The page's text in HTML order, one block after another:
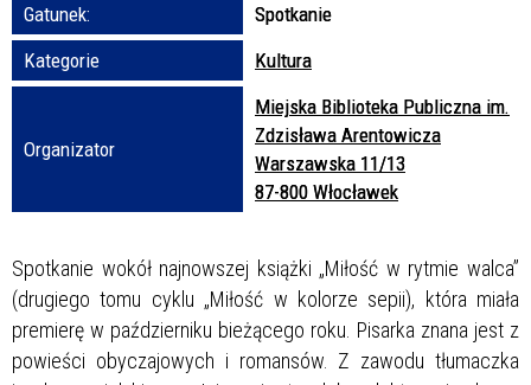
Gatunek:
Spotkanie
Kategorie
Kultura
Organizator
Miejska Biblioteka Publiczna im.
Zdzisława Arentowicza
Warszawska 11/13
87-800 Włocławek
Spotkanie wokół najnowszej książki „Miłość w rytmie walca”
(drugiego tomu cyklu „Miłość w kolorze sepii), która miała
premierę w październiku bieżącego roku. Pisarka znana jest z
powieści obyczajowych i romansów. Z zawodu tłumaczka